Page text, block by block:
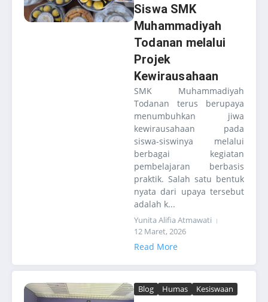
Siswa SMK
Muhammadiyah
Todanan melalui
Projek
Kewirausahaan
SMK Muhammadiyah
Todanan terus berupaya
menumbuhkan jiwa
kewirausahaan pada
siswa-siswinya melalui
berbagai kegiatan
pembelajaran berbasis
praktik. Salah satu bentuk
nyata dari upaya tersebut
adalah k...
Yunita Alifia Atmawati
12 Maret, 2026
Read More
Blog Humas Kesiswaan